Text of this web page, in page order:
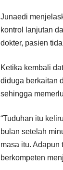
Junaedi
kontrol lanjutan
dokter, pasien
Ketika kembali
diduga berkaitan
sehingga
“Tuduhan itu
bulan setelah
masa itu. Adapun
berkompeten